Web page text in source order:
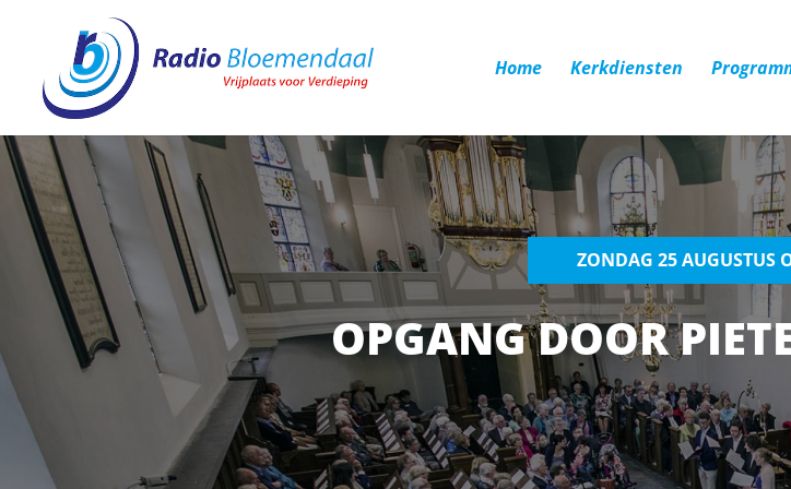
Home Kerkdiensten
ZONDAG 25 AUGUSTUS
OPGANG DOOR